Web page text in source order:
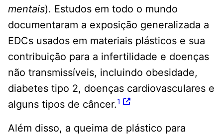
mentais). Estudos em todo o mundo
documentaram a exposição generalizada a
EDCs usados ​​em materiais plásticos e sua
contribuição para a infertilidade e doenças
não transmissíveis, incluindo obesidade,
diabetes tipo 2, doenças cardiovasculares e
alguns tipos de câncer.1
Além disso, a queima de plástico para